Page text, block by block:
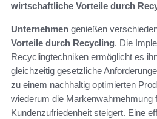
wirtschaftliche Vorteile durch
Unternehmen genießen
Vorteile durch Recycling. Die
Recyclingtechniken ermöglicht es
gleichzeitig gesetzliche
zu einem nachhaltig optimierten
wiederum die Markenwahrnehmung
Kundenzufriedenheit steigert. Eine